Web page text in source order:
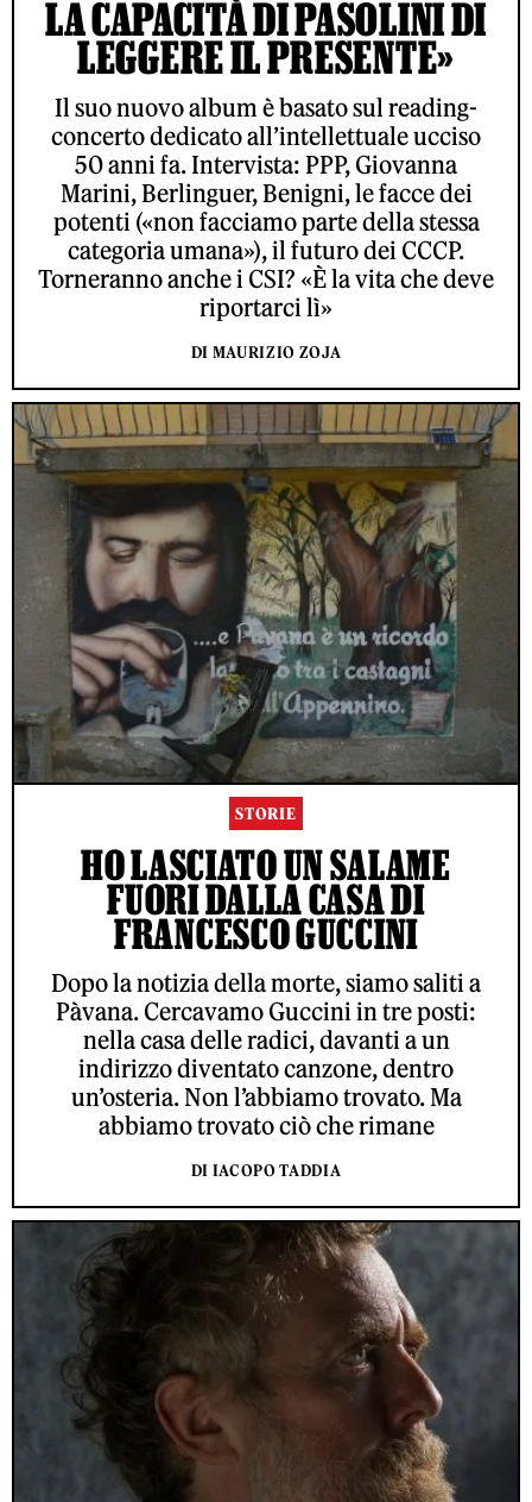
LA CAPACITÀ DI PASOLINI DI
LEGGERE IL PRESENTE»
Il suo nuovo album è basato sul reading-
concerto dedicato all’intellettuale ucciso
50 anni fa. Intervista: PPP, Giovanna
Marini, Berlinguer, Benigni, le facce dei
potenti («non facciamo parte della stessa
categoria umana»), il futuro dei CCCP.
Torneranno anche i CSI? «È la vita che deve
riportarci lì»
DI MAURIZIO ZOJA
STORIE
HO LASCIATO UN SALAME
FUORI DALLA CASA DI
FRANCESCO GUCCINI
Dopo la notizia della morte, siamo saliti a
Pàvana. Cercavamo Guccini in tre posti:
nella casa delle radici, davanti a un
indirizzo diventato canzone, dentro
un’osteria. Non l’abbiamo trovato. Ma
abbiamo trovato ciò che rimane
DI IACOPO TADDIA